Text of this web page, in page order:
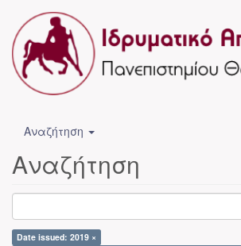
Αναζήτηση
Αναζήτηση
Date issued: 2019 ×